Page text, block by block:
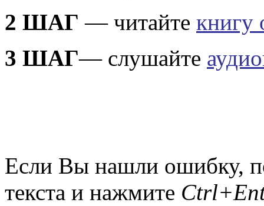
2 ШАГ — читайте книгу
3 ШАГ— слушайте
Если Вы нашли ошибку,
текста и нажмите